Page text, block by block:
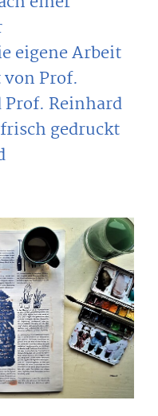
eigene Arbeit
Prof.
Reinhard
gedruckt